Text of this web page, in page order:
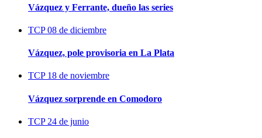
Vázquez y Ferrante, dueño las series
TCP08 de diciembre
Vázquez, pole provisoria en La Plata
TCP18 de noviembre
Vázquez sorprende en Comodoro
TCP24 de junio